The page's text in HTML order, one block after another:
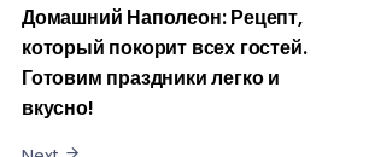
Домашний Наполеон: Рецепт,
который покорит всех гостей.
Готовим праздники легко и
вкусно!